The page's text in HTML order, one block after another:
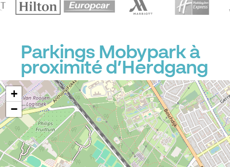
Parkings Mobypark à
proximité d’Herdgang
+
−